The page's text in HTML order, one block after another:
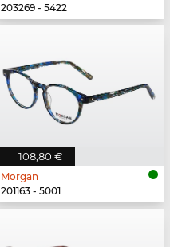
203269 - 5422
108,80 €
Morgan
201163 - 5001